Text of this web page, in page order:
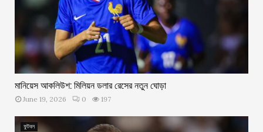
মানিয়েস আকলিউশ: মিলিয়ন ডলার রেসের নতুন ঘোড়া
June 19, 2026 0 197
ফুটবল